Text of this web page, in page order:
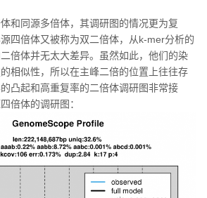
和同源多倍体，其调研图的情况更为复
四倍体又被称为双二倍体，从k-mer分析的
倍体并无太大差异。虽然如此，他们的染
相似性，所以在主峰二倍的位置上往往存
凸起和高重复率的二倍体调研图非常接
倍体的调研图：